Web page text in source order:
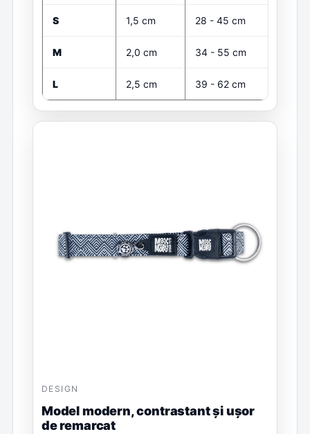
S 1,5 cm 28 - 45 cm
M 2,0 cm 34 - 55 cm
L 2,5 cm 39 - 62 cm
DESIGN
Model modern, contrastant și ușor
de remarcat